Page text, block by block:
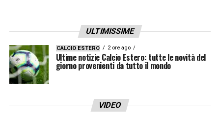
ULTIMISSIME
CALCIO ESTERO 2 ore ago
Ultime notizie Calcio Estero: tutte le novità del
giorno provenienti da tutto il mondo
VIDEO